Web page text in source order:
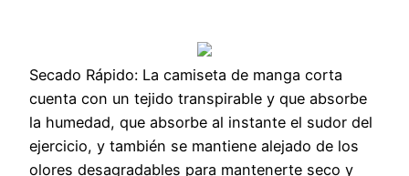
Secado Rápido: La camiseta de manga corta
cuenta con un tejido transpirable y que absorbe
la humedad, que absorbe al instante el sudor del
ejercicio, y también se mantiene alejado de los
olores desagradables para mantenerte seco y